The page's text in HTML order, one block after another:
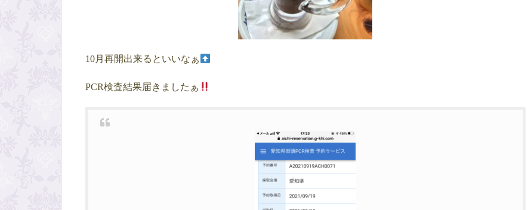
10月再開出来るといいなぁ
PCR検査結果届きましたぁ